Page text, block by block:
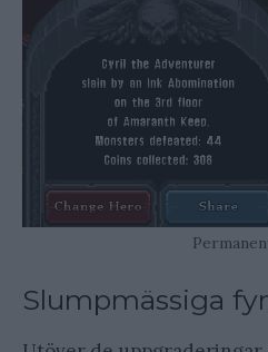
Slumpmässiga